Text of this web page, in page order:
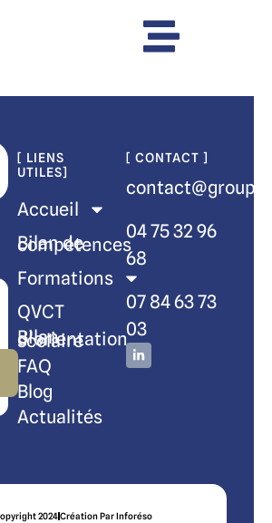
[ LIENS
UTILES]
Accueil
Bilan de compétences
Formations
QVCT
Bilan d’orientation scolaire
FAQ
Blog
Actualités
[ CONTACT ]
04 75 32 96
68
07 84 63 73
03
2024Création Par Inforéso